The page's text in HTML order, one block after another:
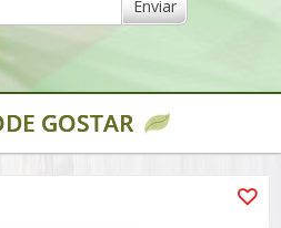
Enviar
GOSTAR